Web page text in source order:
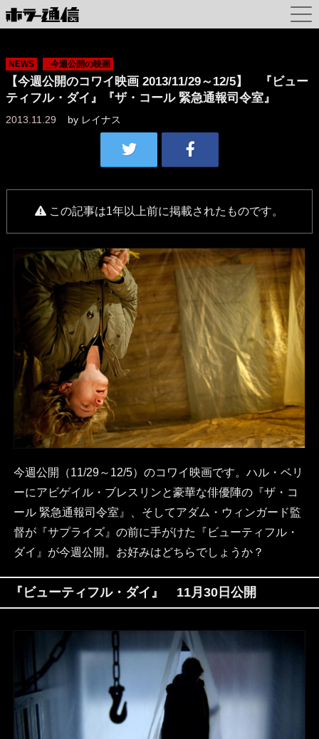
NEWS _今週公開の映画
【今週公開のコワイ映画 2013/11/29～12/5】 『ビュー
ティフル・ダイ』『ザ・コール 緊急通報司令室』
2013.11.29 by レイナス
この記事は1年以上前に掲載されたものです。
今週公開（11/29～12/5）のコワイ映画です。ハル・ベリ
ーにアビゲイル・ブレスリンと豪華な俳優陣の『ザ・コ
ール 緊急通報司令室』、そしてアダム・ウィンガード監
督が『サプライズ』の前に手がけた『ビューティフル・
ダイ』が今週公開。お好みはどちらでしょうか？
『ビューティフル・ダイ』 11月30日公開